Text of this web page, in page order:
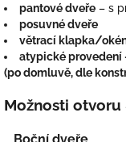
pantové dveře – s
posuvné dveře
větrací klapka/
atypické provedení
(po domluvě, dle
Možnosti otvoru